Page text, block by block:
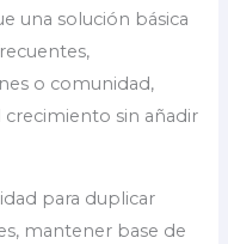
una solución básica
o comunidad,
crecimiento sin añadir
para duplicar
mantener base de